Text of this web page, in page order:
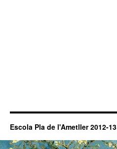
Escola Pla de l'Ametller 2012-13